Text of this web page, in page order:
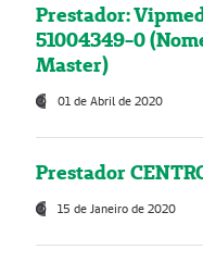
Prestador:
51004349-0
Master)
01 de Abril de 2020
Prestador
15 de Janeiro de 2020